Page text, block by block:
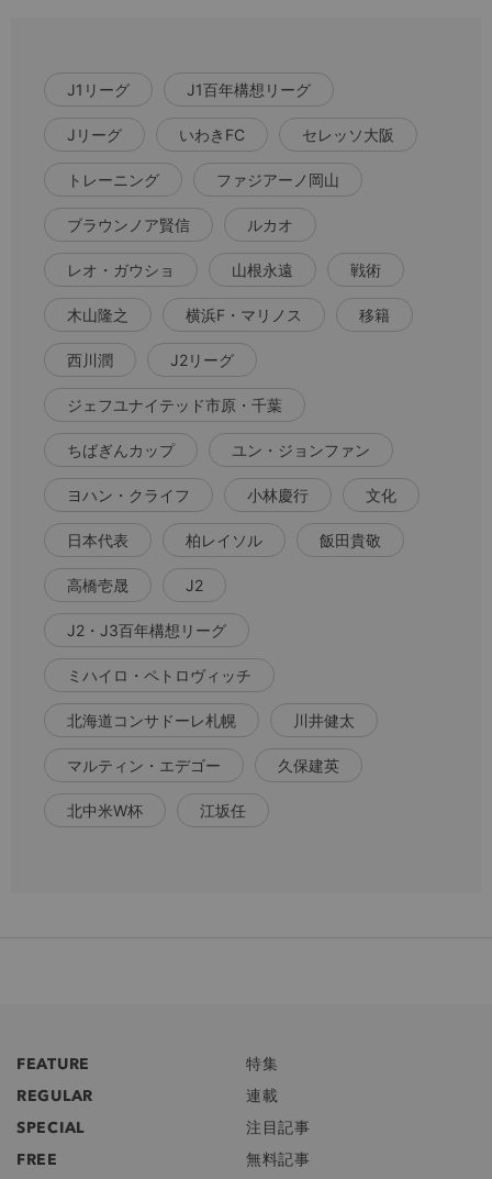
J1リーグ J1百年構想リーグ
Jリーグ いわきFC セレッソ大阪
トレーニング ファジアーノ岡山
ブラウンノア賢信 ルカオ
レオ・ガウショ 山根永遠 戦術
木山隆之 横浜F・マリノス 移籍
西川潤 J2リーグ
ジェフユナイテッド市原・千葉
ちばぎんカップ ユン・ジョンファン
ヨハン・クライフ 小林慶行 文化
日本代表 柏レイソル 飯田貴敬
高橋壱晟 J2
J2・J3百年構想リーグ
ミハイロ・ペトロヴィッチ
北海道コンサドーレ札幌 川井健太
マルティン・エデゴー 久保建英
北中米W杯 江坂任
FEATURE
特集
REGULAR
連載
SPECIAL
注目記事
FREE
無料記事